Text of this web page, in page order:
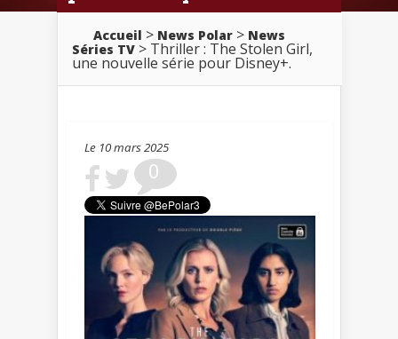
Accueil > News Polar > News
Séries TV > Thriller : The Stolen Girl,
une nouvelle série pour Disney+.
Le 10 mars 2025
0